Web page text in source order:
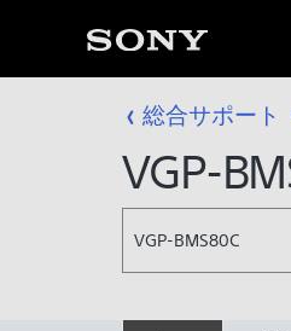
総合サポート
VGP-
VGP-BMS80C